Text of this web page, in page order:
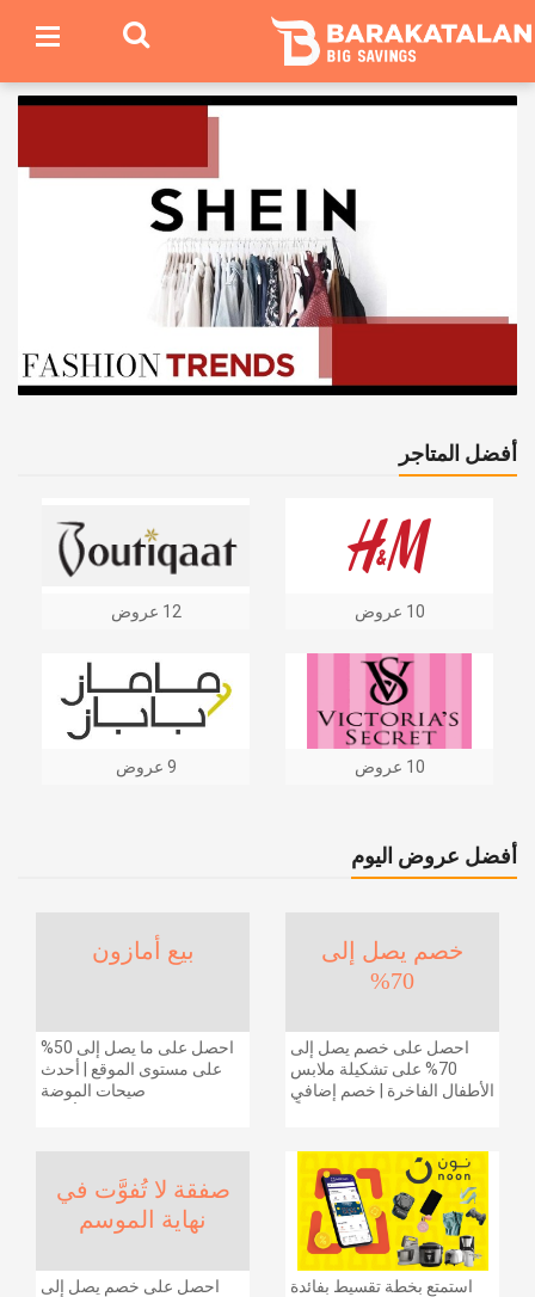
أفضل المتاجر
12 عروض 10 عروض
9 عروض 10 عروض
أفضل عروض اليوم
بيع أمازون
احصل على ما يصل إلى 50%
على مستوى الموقع | أحدث
صيحات الموضة
خصم يصل إلى
70%
احصل على خصم يصل إلى
70% على تشكيلة ملابس
الأطفال الفاخرة | خصم إضافي
صفقة لا تُفوَّت في
نهاية الموسم
احصل على خصم يصل إلى
استمتع بخطة تقسيط بفائدة